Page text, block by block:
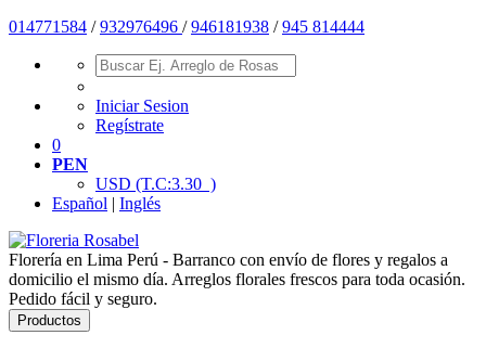
014771584 /932976496 /946181938 /945 814444
Iniciar Sesion
Regístrate
0
PEN
USD (T.C:3.30 )
Español | Inglés
Florería en Lima Perú - Barranco con envío de flores y regalos a
domicilio el mismo día. Arreglos florales frescos para toda ocasión.
Pedido fácil y seguro.
Productos